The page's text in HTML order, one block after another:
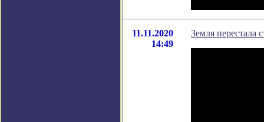
11.11.2020
14:49
Земля перестала